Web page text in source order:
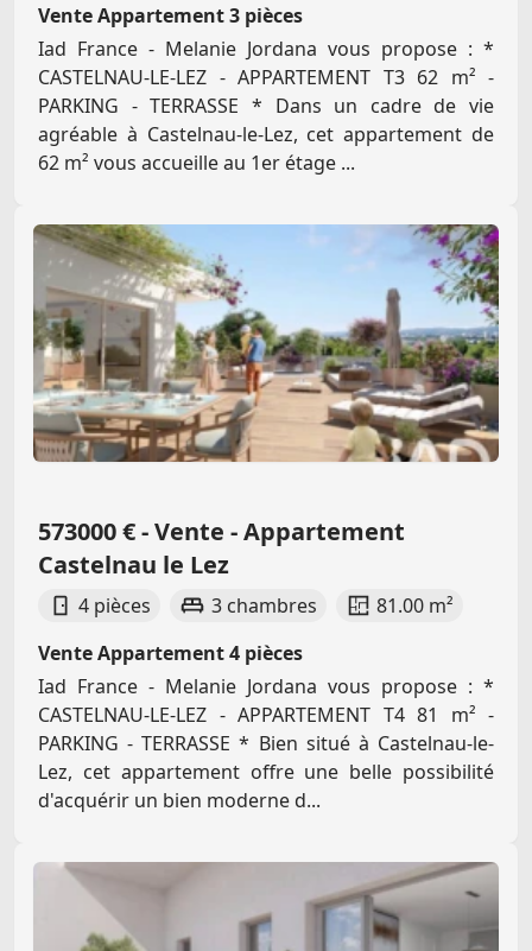
Vente Appartement 3 pièces
Iad France - Melanie Jordana vous propose : *
CASTELNAU-LE-LEZ - APPARTEMENT T3 62 m² -
PARKING - TERRASSE * Dans un cadre de vie
agréable à Castelnau-le-Lez, cet appartement de
62 m² vous accueille au 1er étage ...
573000 € - Vente - Appartement
Castelnau le Lez
4 pièces 3 chambres
81.00 m²
Vente Appartement 4 pièces
Iad France - Melanie Jordana vous propose : *
CASTELNAU-LE-LEZ - APPARTEMENT T4 81 m² -
PARKING - TERRASSE * Bien situé à Castelnau-le-
Lez, cet appartement offre une belle possibilité
d'acquérir un bien moderne d...